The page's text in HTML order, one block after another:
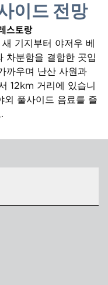
이드 전망
스토랑
기지부터 야저우 베
차분함을 결합한 곳입
까우며 난산 사원과
12km 거리에 있습니
외 풀사이드 음료를 즐